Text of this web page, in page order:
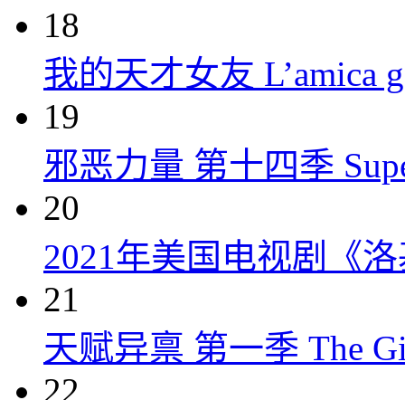
18
我的天才女友 L’amica
19
邪恶力量 第十四季
20
2021年美国电视剧《
21
天赋异禀 第一季 The
22